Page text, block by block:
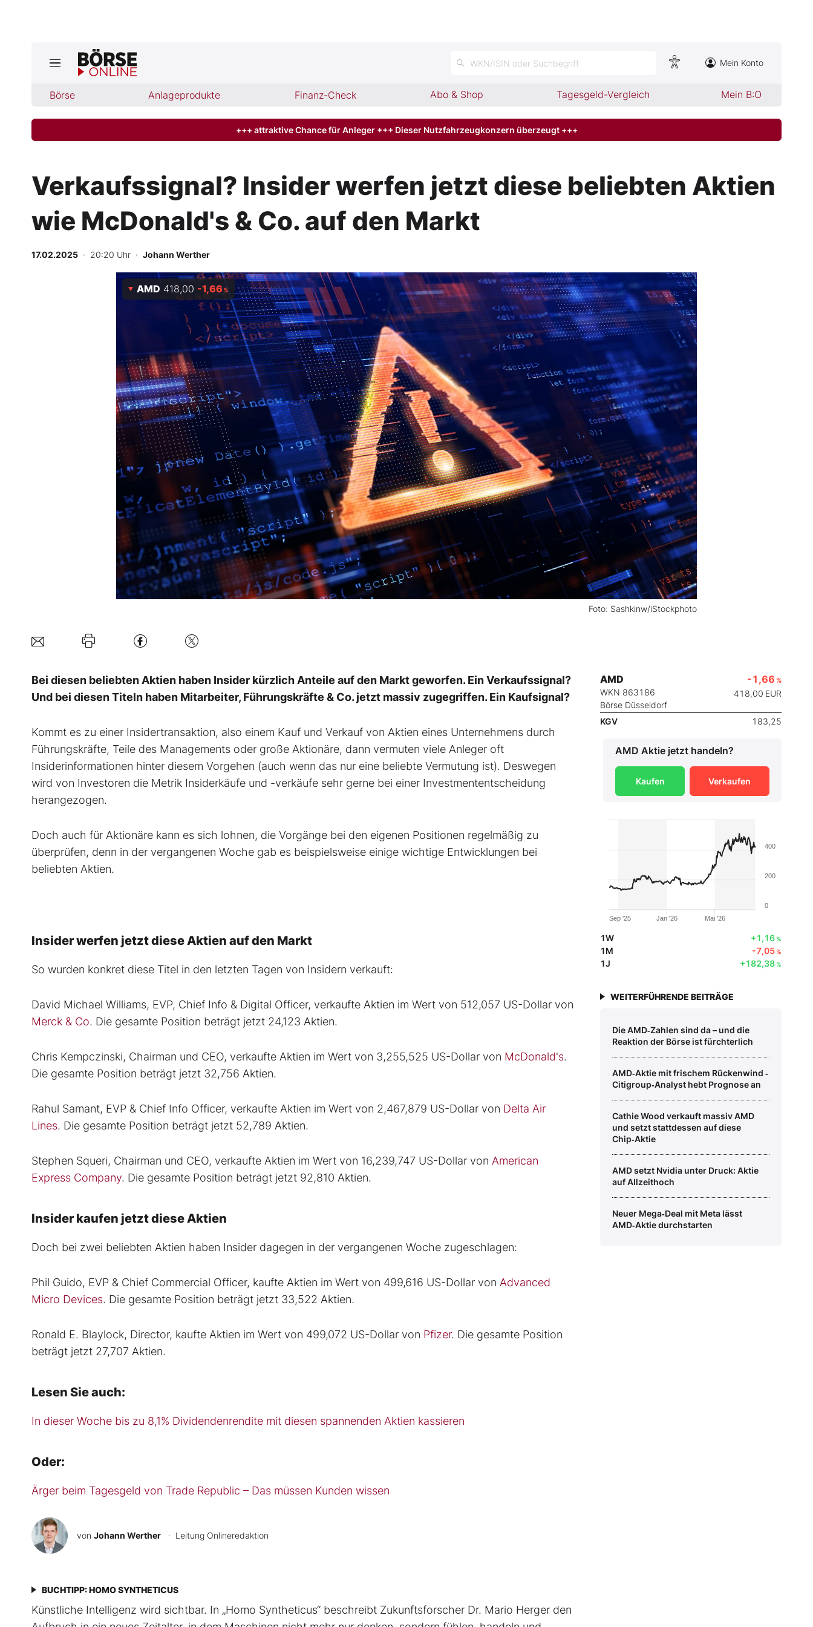
WKN/ISIN oder Suchbegriff Mein Konto
Börse Anlageprodukte Finanz-Check Abo & Shop Tagesgeld-Vergleich Mein B:O
Jetzt aktuelle Ausgabe BÖRSE ONLINE lesen
Finanz-Check
Abo & Shop
BO-Musterdepots
Experten
Mein Konto
Folgen Sie uns
Kontakt
+++ attraktive Chance für Anleger +++ Dieser Nutzfahrzeugkonzern überzeugt +++
Verkaufssignal? Insider werfen jetzt diese beliebten Aktien
wie McDonald's & Co. auf den Markt
17.02.2025 · 20:20 Uhr · Johann Werther
Foto: Sashkinw/iStockphoto
AMD 418,00 -1,66%
Bei diesen beliebten Aktien haben Insider kürzlich Anteile auf den Markt geworfen. Ein Verkaufssignal?
Und bei diesen Titeln haben Mitarbeiter, Führungskräfte & Co. jetzt massiv zugegriffen. Ein Kaufsignal?
Kommt es zu einer Insidertransaktion, also einem Kauf und Verkauf von Aktien eines Unternehmens durch
Führungskräfte, Teile des Managements oder große Aktionäre, dann vermuten viele Anleger oft
Insiderinformationen hinter diesem Vorgehen (auch wenn das nur eine beliebte Vermutung ist). Deswegen
wird von Investoren die Metrik Insiderkäufe und -verkäufe sehr gerne bei einer Investmententscheidung
herangezogen.
Doch auch für Aktionäre kann es sich lohnen, die Vorgänge bei den eigenen Positionen regelmäßig zu
überprüfen, denn in der vergangenen Woche gab es beispielsweise einige wichtige Entwicklungen bei
beliebten Aktien.
Insider werfen jetzt diese Aktien auf den Markt
So wurden konkret diese Titel in den letzten Tagen von Insidern verkauft:
David Michael Williams, EVP, Chief Info & Digital Officer, verkaufte Aktien im Wert von 512,057 US-Dollar von
Merck & Co. Die gesamte Position beträgt jetzt 24,123 Aktien.
Chris Kempczinski, Chairman und CEO, verkaufte Aktien im Wert von 3,255,525 US-Dollar von McDonald's.
Die gesamte Position beträgt jetzt 32,756 Aktien.
Rahul Samant, EVP & Chief Info Officer, verkaufte Aktien im Wert von 2,467,879 US-Dollar von Delta Air
Lines. Die gesamte Position beträgt jetzt 52,789 Aktien.
Stephen Squeri, Chairman und CEO, verkaufte Aktien im Wert von 16,239,747 US-Dollar von American
Express Company. Die gesamte Position beträgt jetzt 92,810 Aktien.
Insider kaufen jetzt diese Aktien
Doch bei zwei beliebten Aktien haben Insider dagegen in der vergangenen Woche zugeschlagen:
Phil Guido, EVP & Chief Commercial Officer, kaufte Aktien im Wert von 499,616 US-Dollar von Advanced
Micro Devices. Die gesamte Position beträgt jetzt 33,522 Aktien.
Ronald E. Blaylock, Director, kaufte Aktien im Wert von 499,072 US-Dollar von Pfizer. Die gesamte Position
beträgt jetzt 27,707 Aktien.
Lesen Sie auch:
In dieser Woche bis zu 8,1% Dividendenrendite mit diesen spannenden Aktien kassieren
Oder:
Ärger beim Tagesgeld von Trade Republic – Das müssen Kunden wissen
von Johann Werther · Leitung Onlineredaktion
BUCHTIPP: HOMO SYNTHETICUS
Künstliche Intelligenz wird sichtbar. In „Homo Syntheticus“ beschreibt Zukunftsforscher Dr. Mario Herger den
AMD
WKN 863186
Börse Düsseldorf
-1,66 %
418,00 EUR
KGV 183,25
AMD Aktie jetzt handeln?
Kaufen Verkaufen
Jan '26
Sep '25 Mai '26
0
200
400
1W +1,16%
1M -7,05%
1J +182,38%
WEITERFÜHRENDE BEITRÄGE
Die AMD‑Zahlen sind da – und die
Reaktion der Börse ist fürchterlich
AMD‑Aktie mit frischem Rückenwind ‑
Citigroup‑Analyst hebt Prognose an
Cathie Wood verkauft massiv AMD
und setzt stattdessen auf diese
Chip‑Aktie
AMD setzt Nvidia unter Druck: Aktie
auf Allzeithoch
Neuer Mega‑Deal mit Meta lässt
AMD‑Aktie durchstarten